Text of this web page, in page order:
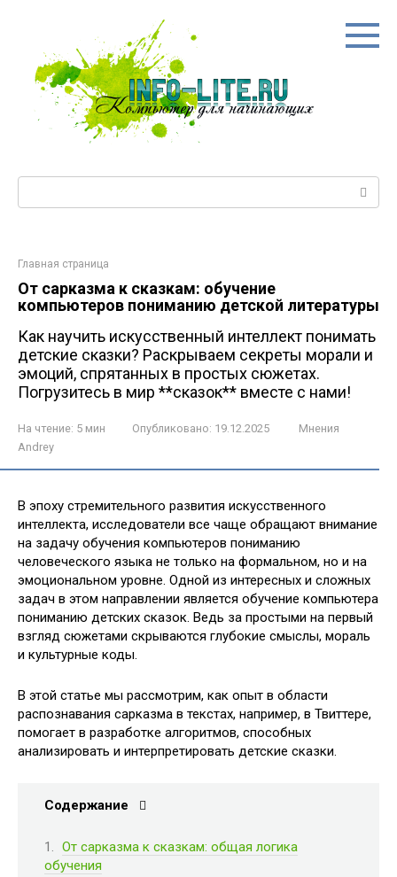
Главная страница
От сарказма к сказкам: обучение
компьютеров пониманию детской литературы
Как научить искусственный интеллект понимать
детские сказки? Раскрываем секреты морали и
эмоций, спрятанных в простых сюжетах.
Погрузитесь в мир **сказок** вместе с нами!
На чтение: 5 мин Опубликовано: 19.12.2025
Мнения
Andrey
В эпоху стремительного развития искусственного
интеллекта, исследователи все чаще обращают внимание
на задачу обучения компьютеров пониманию
человеческого языка не только на формальном, но и на
эмоциональном уровне. Одной из интересных и сложных
задач в этом направлении является обучение компьютера
пониманию детских сказок. Ведь за простыми на первый
взгляд сюжетами скрываются глубокие смыслы, мораль
и культурные коды.
В этой статье мы рассмотрим, как опыт в области
распознавания сарказма в текстах, например, в Твиттере,
помогает в разработке алгоритмов, способных
анализировать и интерпретировать детские сказки.
Содержание
От сарказма к сказкам: общая логика
обучения